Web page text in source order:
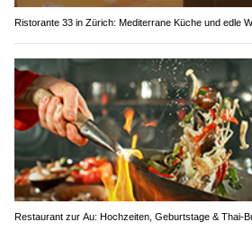
Ristorante 33 in Zürich: Mediterrane Küche und edle
Restaurant zur Au: Hochzeiten, Geburtstage & Thai-